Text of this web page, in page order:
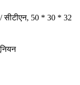
सीटीएन, 50 * 30 * 32